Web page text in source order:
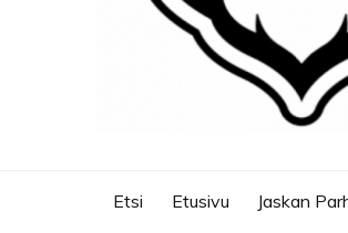
Etsi Etusivu Jaskan